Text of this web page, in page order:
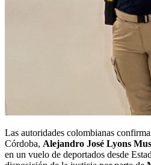
Las autoridades colombianas
Córdoba, Alejandro José Lyons
en un vuelo de deportados desde